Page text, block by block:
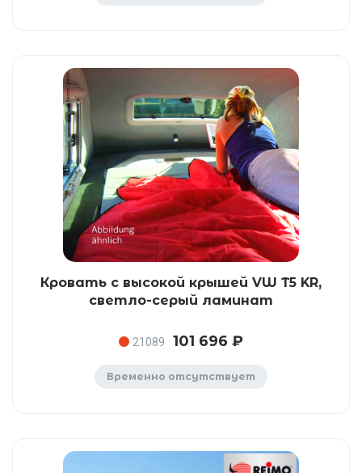
Кровать с высокой крышей VW T5 KR,
светло-серый ламинат
21089 101 696 ₽
Временно отсутствует